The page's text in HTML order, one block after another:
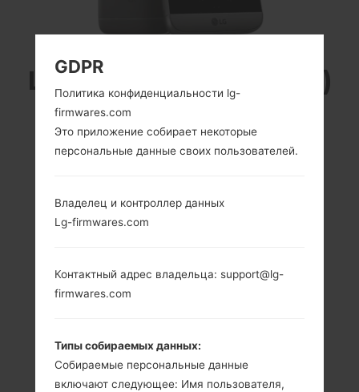
LG US992Z (LGUS992Z)
ИЗ СЕРИИ LG G5
5.3 in (~70.1%
1440 x 2560
пикселей (~554
дюйм)
MSM8996
GDPR
Политика конфиденциальности lg-
firmwares.com
Это приложение собирает некоторые
персональные данные своих пользователей.
Владелец и контроллер данных
Lg-firmwares.com
Контактный адрес владельца: support@lg-
firmwares.com
Типы собираемых данных:
Собираемые персональные данные
включают следующее: Имя пользователя,